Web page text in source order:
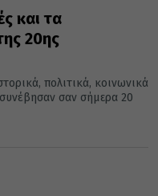
και τα
20ης
πολιτικά, κοινωνικά
σαν σήμερα 20